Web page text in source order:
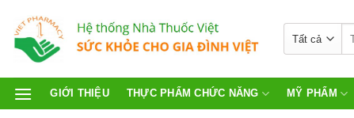
GIỚI THIỆU THỰC PHẨM CHỨC NĂNG MỸ PHẨM